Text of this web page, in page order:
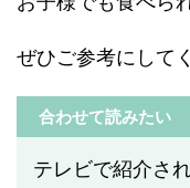
ぜひご参考にして
合わせて読みたい
テレビで紹介さ